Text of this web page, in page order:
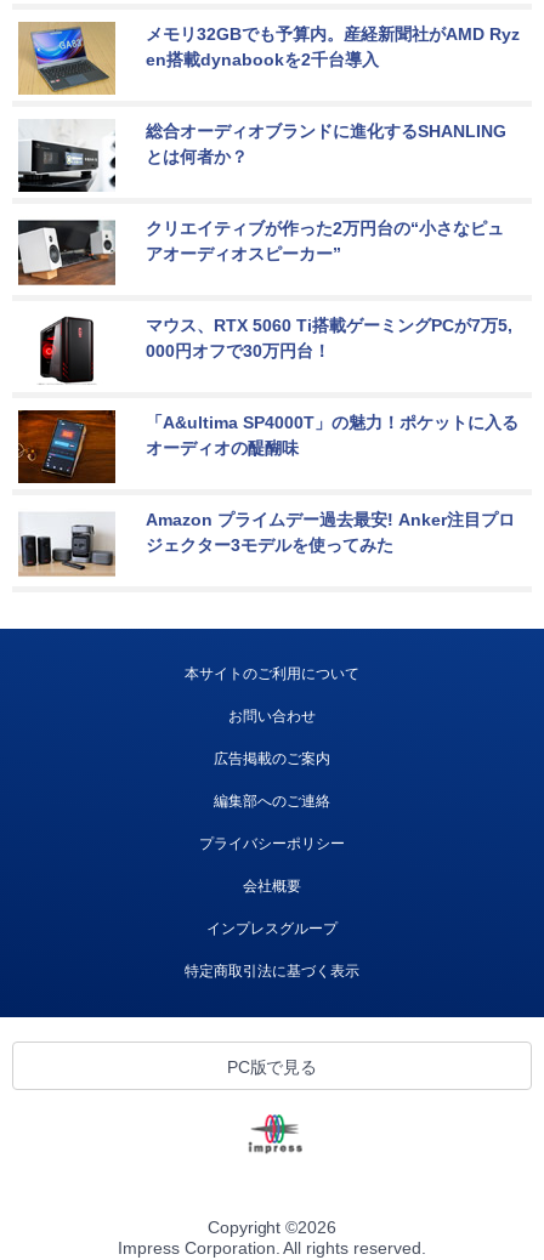
メモリ32GBでも予算内。産経新聞社がAMD Ryz
en搭載dynabookを2千台導入
総合オーディオブランドに進化するSHANLING
とは何者か？
クリエイティブが作った2万円台の“小さなピュ
アオーディオスピーカー”
マウス、RTX 5060 Ti搭載ゲーミングPCが7万5,
000円オフで30万円台！
「A&ultima SP4000T」の魅力！ポケットに入る
オーディオの醍醐味
Amazon プライムデー過去最安! Anker注目プロ
ジェクター3モデルを使ってみた
本サイトのご利用について
お問い合わせ
広告掲載のご案内
編集部へのご連絡
プライバシーポリシー
会社概要
インプレスグループ
特定商取引法に基づく表示
PC版で見る
Copyright ©2026
Impress Corporation. All rights reserved.